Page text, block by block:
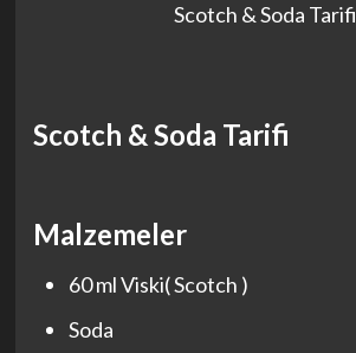
Scotch & Soda Tarifi
Scotch & Soda Tarifi
Malzemeler
60 ml Viski( Scotch )
Soda